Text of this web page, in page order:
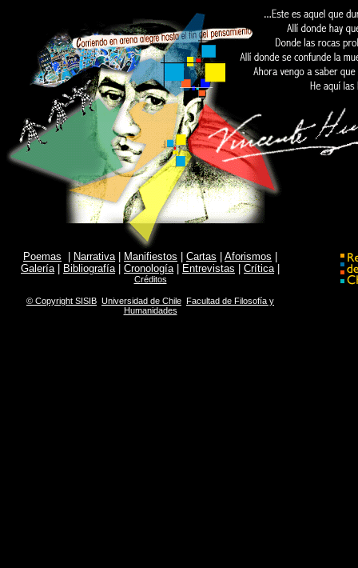
Poemas Narrativa| Manifiestos Cartas Aforismos
Galería| Bibliografía| Cronología| Entrevistas Crítica|
Créditos
© Copyright SISIB Universidad de Chile Facultad de Filosofía y
Humanidades